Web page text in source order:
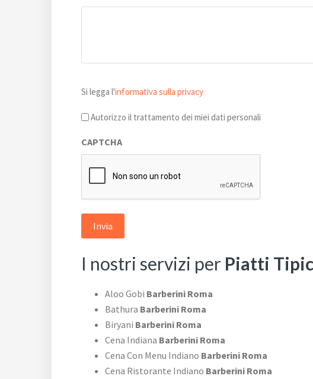
legga
l'informativa
privacy
Si legga l'informativa sulla privacy
Autorizzo il trattamento dei miei dati personali
CAPTCHA
I nostri servizi per Piatti
Aloo Gobi Barberini Roma
Bathura Barberini Roma
Biryani Barberini Roma
Cena Indiana Barberini Roma
Cena Con Menu Indiano Barberini Roma
Cena Ristorante Indiano Barberini Roma